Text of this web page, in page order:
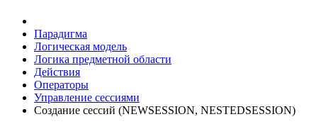
Парадигма
Логическая модель
Логика предметной области
Действия
Оператоpы
Управление сессиями
Создание сессий (NEWSESSION, NESTEDSESSION)